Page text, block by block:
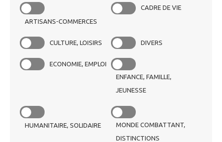
ARTISANS-COMMERCES
CADRE DE VIE
CULTURE, LOISIRS DIVERS
ECONOMIE, EMPLOI
ENFANCE, FAMILLE,
JEUNESSE
HUMANITAIRE, SOLIDAIRE
MONDE COMBATTANT,
DISTINCTIONS